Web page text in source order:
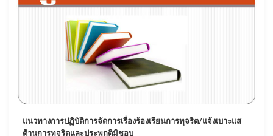
แนวทางการปฏิบัติการจัดการเรื่องร้องเรียนการทุจริต/แจ้งเบาะแส
ด้านการทุจริตและประพฤติมิชอบ